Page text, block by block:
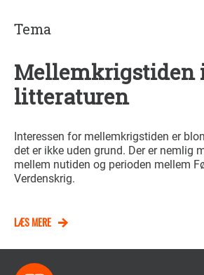
Tema
Mellemkrigstiden
litteraturen
Interessen for mellemkrigstiden er
det er ikke uden grund. Der er nemlig
mellem nutiden og perioden mellem
Verdenskrig.
LÆS MERE